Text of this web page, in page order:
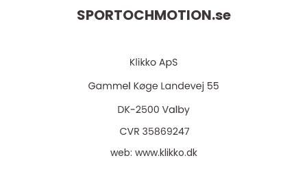
SPORTOCHMOTION.se
web: www.klikko.dk